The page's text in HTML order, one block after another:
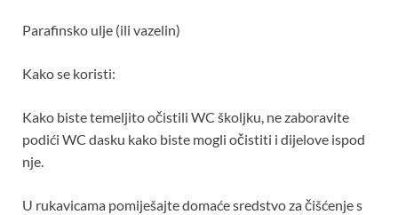
Parafinsko ulje (ili vazelin)
Kako se koristi:
Kako biste temeljito očistili WC školjku, ne zaboravite
podići WC dasku kako biste mogli očistiti i dijelove ispod
nje.
U rukavicama pomiješajte domaće sredstvo za čišćenje s